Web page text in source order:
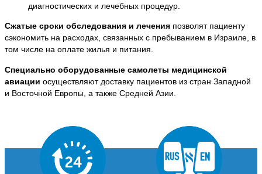
диагностических и лечебных процедур.
Сжатые сроки обследования и лечения позволят пациенту
сэкономить на расходах, связанных с пребыванием в Израиле, в
том числе на оплате жилья и питания.
Специально оборудованные самолеты медицинской
авиации осуществляют доставку пациентов из стран Западной
и Восточной Европы, а также Средней Азии.